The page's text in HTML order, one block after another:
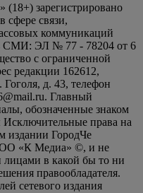
(18+) зарегистрировано
сфере связи,
коммуникаций
СМИ: ЭЛ № 77 - 78204 от 6
с ограниченной
редакции 162612,
Гоголя, д. 43, телефон
Главный
обозначенные знаком
права на
издании ГородЧе
«К Медиа» ©, и не
лицами в какой бы то ни
правообладателя.
сетевого издания